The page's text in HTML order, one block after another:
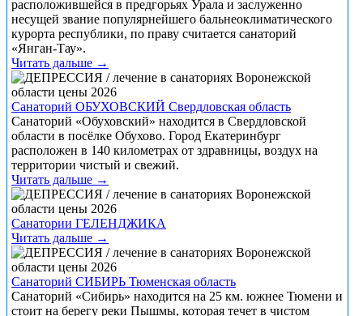
расположившейся в предгорьях Урала и заслуженно
несущей звание популярнейшего бальнеоклиматического
курорта республики, по праву считается санаторий
«Янган-Тау».
Читать дальше →
Санаторий ОБУХОВСКИЙ Свердловская область
Санаторий «Обуховский» находится в Свердловской
области в посёлке Обухово. Город Екатеринбург
расположен в 140 километрах от здравницы, воздух на
территории чистый и свежий.
Читать дальше →
Санатории ГЕЛЕНДЖИКА
Читать дальше →
Санаторий СИБИРЬ Тюменская область
Санаторий «Сибирь» находится на 25 км. южнее Тюмени и
стоит на берегу реки Пышмы, которая течет в чистом